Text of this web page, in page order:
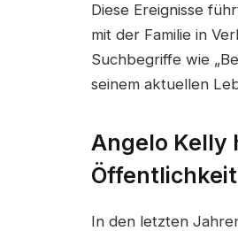
Diese Ereignisse
mit der Familie in
Suchbegriffe wie
seinem aktuellen
Angelo Kelly
Öffentlichkeit
In den letzten